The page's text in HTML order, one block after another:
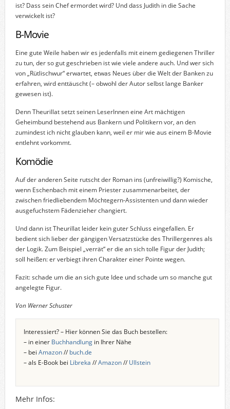
ist? Dass sein Chef ermordet wird? Und dass Judith in die Sache
verwickelt ist?
B-Movie
Eine gute Weile haben wir es jedenfalls mit einem gediegenen Thriller
zu tun, der so gut geschrieben ist wie viele andere auch. Und wer sich
von „Rütlischwur“ erwartet, etwas Neues über die Welt der Banken zu
erfahren, wird enttäuscht (– obwohl der Autor selbst lange Banker
gewesen ist).
Denn Theurillat setzt seinen LeserInnen eine Art mächtigen
Geheimbund bestehend aus Bankern und Politikern vor, an den
zumindest ich nicht glauben kann, weil er mir wie aus einem B-Movie
entlehnt vorkommt.
Komödie
Auf der anderen Seite rutscht der Roman ins (unfreiwillig?) Komische,
wenn Eschenbach mit einem Priester zusammenarbeitet, der
zwischen friedliebendem Möchtegern-Assistenten und dann wieder
ausgefuchstem Fädenzieher changiert.
Und dann ist Theurillat leider kein guter Schluss eingefallen. Er
bedient sich lieber der gängigen Versatzstücke des Thrillergenres als
der Logik. Zum Beispiel „verrät“ er die an sich tolle Figur der Judith;
soll heißen: er verbiegt ihren Charakter einer Pointe wegen.
Fazit: schade um die an sich gute Idee und schade um so manche gut
angelegte Figur.
Von Werner Schuster
Interessiert? – Hier können Sie das Buch bestellen:
– in einer Buchhandlungin Ihrer Nähe
– bei Amazon//buch.de
– als E-Book bei Libreka //Amazon//Ullstein
Mehr Infos: